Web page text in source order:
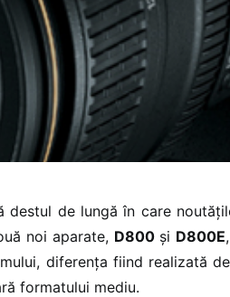
destul de lungă în care
noi aparate, D800 și D800E
diferența fiind realizată
formatului mediu.